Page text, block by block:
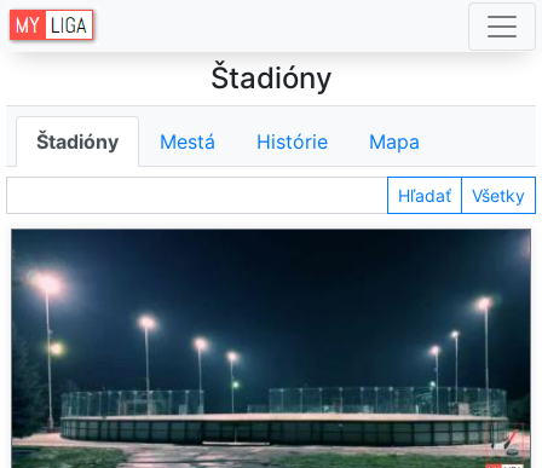
Štadióny
Štadióny Mestá Histórie Mapa
Hľadať Všetky